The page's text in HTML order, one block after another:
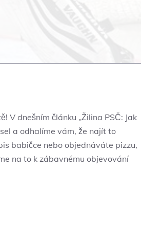
V dnešním článku „Žilina PSČ: Jak
a odhalíme vám, že najít to
babičce nebo objednáváte pizzu,
na to k zábavnému objevování